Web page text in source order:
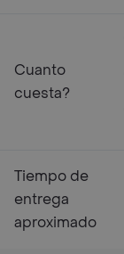
Cuanto
cuesta?
Tiempo de
entrega
aproximado